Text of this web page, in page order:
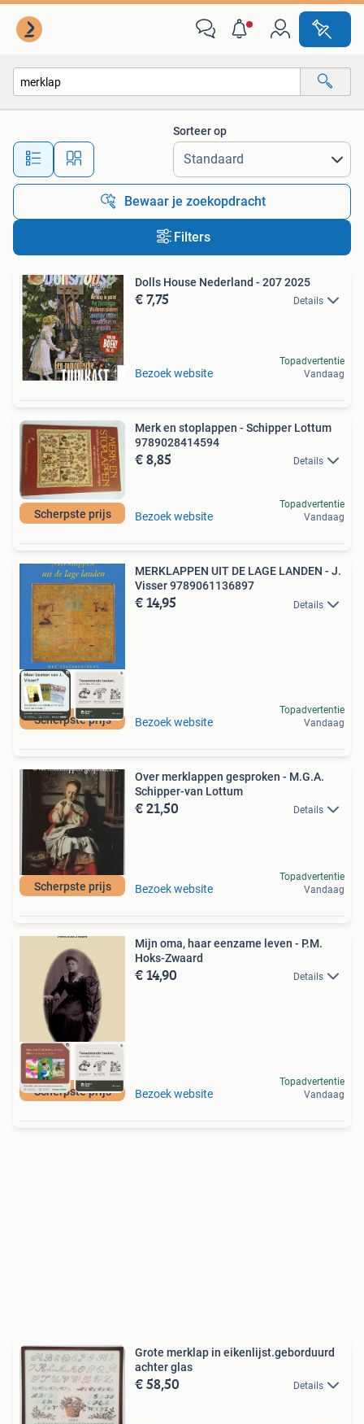
Alle afstanden…
Sorteer op
Bewaar je zoekopdracht
Filters
Dolls House Nederland - 207 2025
€ 7,75 Details
Bezoek website
Topadvertentie
Vandaag
Scherpste prijs
Merk en stoplappen - Schipper Lottum
9789028414594
€ 8,85 Details
Bezoek website
Topadvertentie
Vandaag
Scherpste prijs
MERKLAPPEN UIT DE LAGE LANDEN - J.
Visser 9789061136897
€ 14,95 Details
Bezoek website
Topadvertentie
Vandaag
Scherpste prijs
Over merklappen gesproken - M.G.A.
Schipper-van Lottum
€ 21,50 Details
Bezoek website
Topadvertentie
Vandaag
Scherpste prijs
Mijn oma, haar eenzame leven - P.M.
Hoks-Zwaard
€ 14,90 Details
Bezoek website
Topadvertentie
Vandaag
Grote merklap in eikenlijst.geborduurd
achter glas
€ 58,50 Details